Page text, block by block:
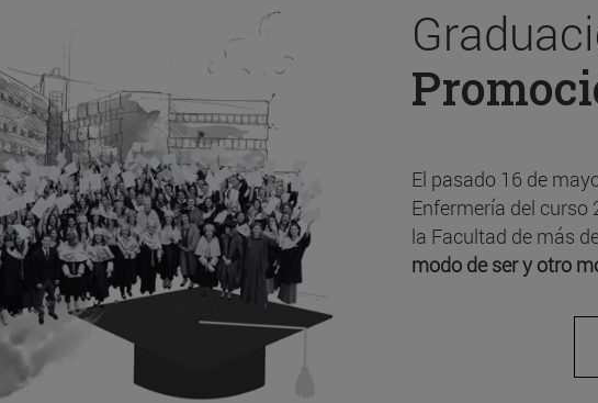
El pasado 16 de
Enfermería del
la Facultad de más
modo de ser y otro